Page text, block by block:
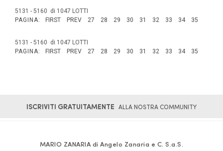
5131 - 5160 di 1047 LOTTI
PAGINA:
FIRST PREV 27 28 29 30 31 32 33 34 35
5131 - 5160 di 1047 LOTTI
PAGINA:
FIRST PREV 27 28 29 30 31 32 33 34 35
ISCRIVITI GRATUITAMENTE ALLA NOSTRA COMMUNITY
MARIO ZANARIA di Angelo Zanaria e C. S.a.S.